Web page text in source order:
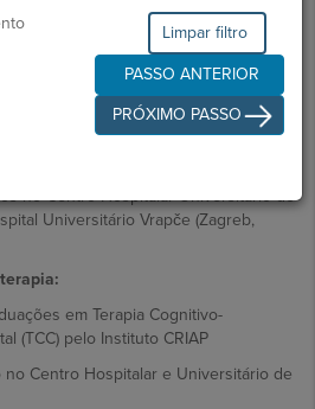
Limpar filtro
PASSO ANTERIOR
PRÓXIMO PASSO
Específica em Psiquiatria, Hospital
|
Grau de Especialista em
em Medicina do Sono:
prática e formação em Terapia
no Centro Hospitalar Universitário do
Universitário Vrapče (Zagreb,
em Terapia Cognitivo-
(TCC) pelo Instituto CRIAP
no Centro Hospitalar e Universitário de